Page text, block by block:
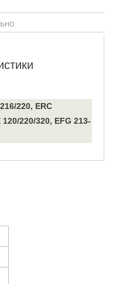
220, ERC
220/320, EFG 213-